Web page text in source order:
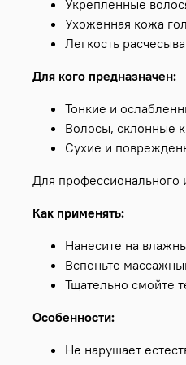
Укрепленные
Ухоженная кожа
Легкость
Для кого предназначен:
Тонкие и
Волосы, склонные
Сухие и
Для профессионального
Как применять:
Нанесите на
Вспеньте
Тщательно смойте
Особенности:
Не нарушает